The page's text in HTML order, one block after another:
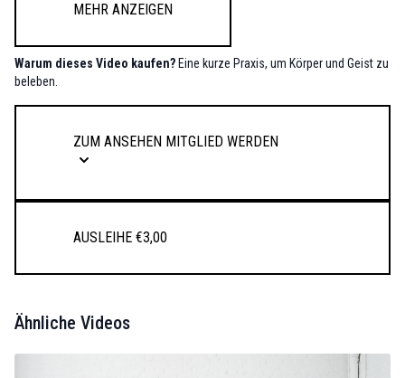
Mehr anzeigen
Warum dieses Video kaufen? Eine kurze Praxis, um Körper und Geist zu
beleben.
Zum Ansehen Mitglied werden
Ausleihe €3,00
Ähnliche Videos